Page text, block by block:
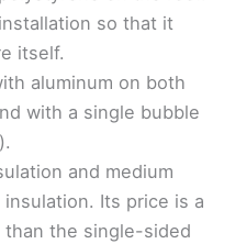
so that it
itself.
aluminum on both
with a single bubble
and medium
Its price is a
the single-sided